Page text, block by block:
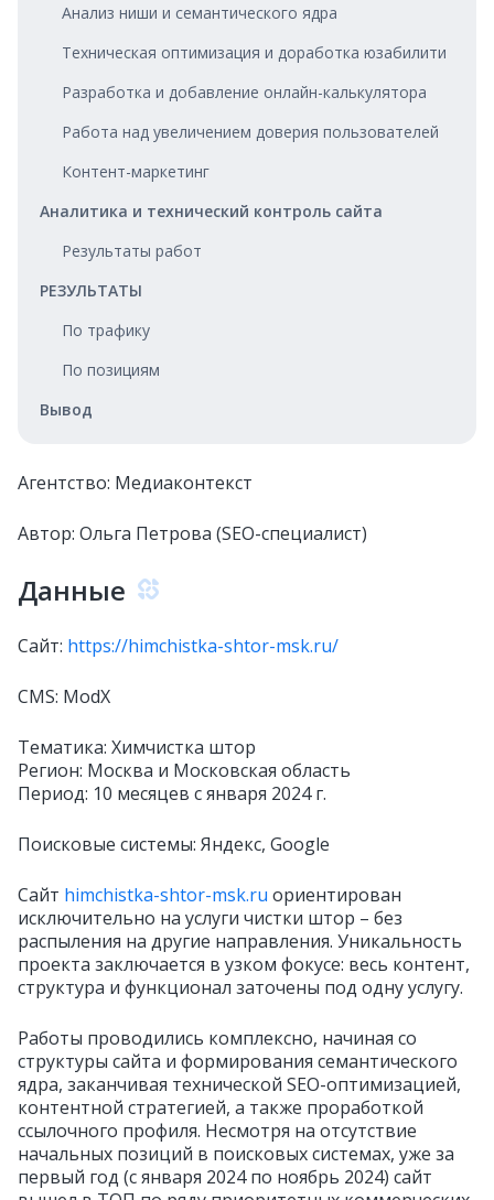
Анализ ниши и семантического ядра
Техническая оптимизация и доработка юзабилити
Разработка и добавление онлайн-калькулятора
Работа над увеличением доверия пользователей
Контент-маркетинг
Аналитика и технический контроль сайта
Результаты работ
РЕЗУЛЬТАТЫ
По трафику
По позициям
Вывод
Агентство: Медиаконтекст
Автор: Ольга Петрова (SEO-специалист)
Данные
Сайт: https://himchistka-shtor-msk.ru/
CMS: ModX
Тематика: Химчистка штор
Регион: Москва и Московская область
Период: 10 месяцев с января 2024 г.
Поисковые системы: Яндекс, Google
Сайт himchistka-shtor-msk.ru ориентирован
исключительно на услуги чистки штор – без
распыления на другие направления. Уникальность
проекта заключается в узком фокусе: весь контент,
структура и функционал заточены под одну услугу.
Работы проводились комплексно, начиная со
структуры сайта и формирования семантического
ядра, заканчивая технической SEO-оптимизацией,
контентной стратегией, а также проработкой
ссылочного профиля. Несмотря на отсутствие
начальных позиций в поисковых системах, уже за
первый год (с января 2024 по ноябрь 2024) сайт